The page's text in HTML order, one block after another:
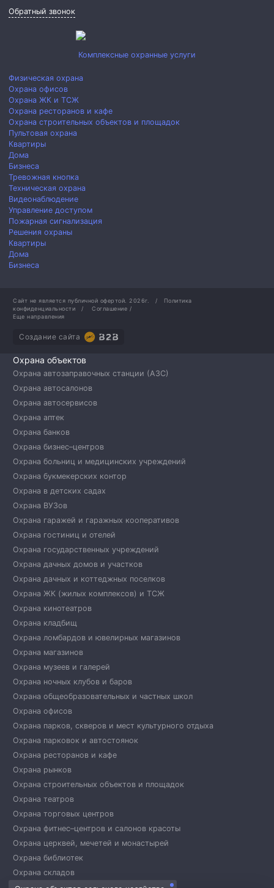
Комплексные охранные услуги
Обратный звонок
Физическая охрана
Охрана офисов
Охрана ЖК и ТСЖ
Охрана ресторанов и кафе
Охрана строительных объектов и площадок
Пультовая охрана
Квартиры
Дома
Бизнеса
Тревожная кнопка
Техническая охрана
Видеонаблюдение
Управление доступом
Пожарная сигнализация
Решения охраны
Квартиры
Дома
Бизнеса
Сайт не является публичной офертой. 2026г. /
Политика
конфиденциальности
/ Соглашение /
Еще направления
Создание сайта
Охрана объектов
Охрана автозаправочных станции (АЗС)
Охрана автосалонов
Охрана автосервисов
Охрана аптек
Охрана банков
Охрана бизнес–центров
Охрана больниц и медицинских учреждений
Охрана букмекерских контор
Охрана в детских садах
Охрана ВУЗов
Охрана гаражей и гаражных кооперативов
Охрана гостиниц и отелей
Охрана государственных учреждений
Охрана дачных домов и участков
Охрана дачных и коттеджных поселков
Охрана ЖК (жилых комплексов) и ТСЖ
Охрана кинотеатров
Охрана кладбищ
Охрана ломбардов и ювелирных магазинов
Охрана магазинов
Охрана музеев и галерей
Охрана ночных клубов и баров
Охрана общеобразовательных и частных школ
Охрана офисов
Охрана парков, скверов и мест культурного отдыха
Охрана парковок и автостоянок
Охрана ресторанов и кафе
Охрана рынков
Охрана строительных объектов и площадок
Охрана театров
Охрана торговых центров
Охрана фитнес–центров и салонов красоты
Охрана церквей, мечетей и монастырей
Охрана библиотек
Охрана складов